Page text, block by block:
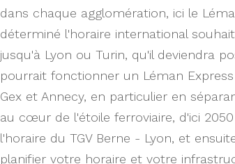
dans chaque agglomération, ici le
déterminé l'horaire international
jusqu'à Lyon ou Turin, qu'il deviendra
pourrait fonctionner un Léman
Gex et Annecy, en particulier en
au cœur de l'étoile ferroviaire, d'ici
l'horaire du TGV Berne - Lyon, et
planifier votre horaire et votre